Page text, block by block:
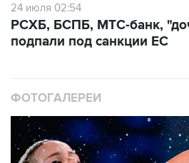
24 июля 02:54
РСХБ, БСПБ, МТС-банк,
подпали под санкции ЕС
ФОТОГАЛЕРЕИ